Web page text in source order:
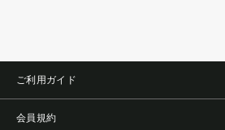
ご利用ガイド
会員規約